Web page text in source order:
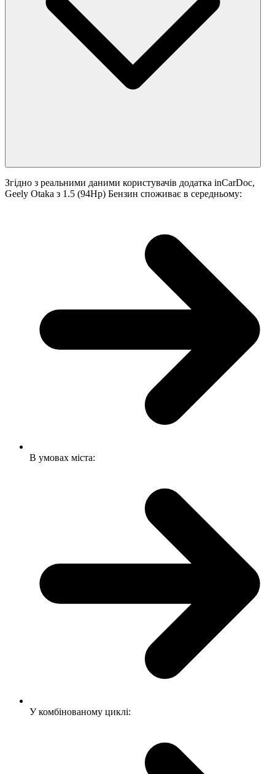
Згідно з реальними даними користувачів додатка inCarDoc,
Geely Otaka з 1.5 (94Hp) Бензин споживає в середньому:
В умовах міста:
У комбінованому циклі: